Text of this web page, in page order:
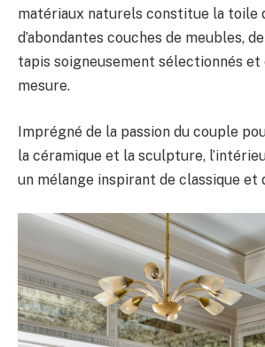
matériaux naturels constitue la toile
d’abondantes couches de meubles,
tapis soigneusement sélectionnés et
mesure.
Imprégné de la passion du couple
la céramique et la sculpture,
un mélange inspirant de classique et